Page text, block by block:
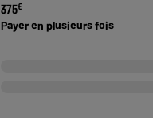
375€
Payer en plusieurs fois